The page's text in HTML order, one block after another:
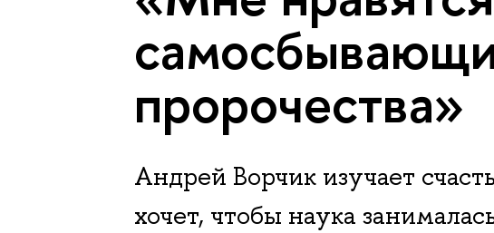
пророчества»
Андрей Ворчик изучает
хочет, чтобы наука